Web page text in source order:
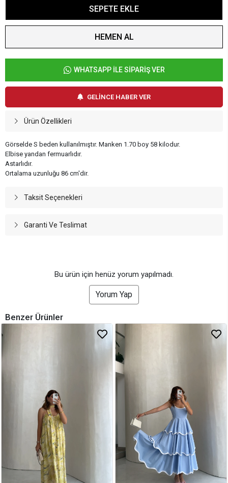
SEPETE EKLE
HEMEN AL
WHATSAPP İLE SİPARİŞ VER
GELİNCE HABER VER
Ürün Özellikleri
Görselde S beden kullanılmıştır. Manken 1.70 boy 58 kilodur.
Elbise yandan fermuarlıdır.
Astarlıdır.
Ortalama uzunluğu 86 cm'dir.
Taksit Seçenekleri
Garanti Ve Teslimat
Bu ürün için henüz yorum yapılmadı.
Yorum Yap
Benzer Ürünler